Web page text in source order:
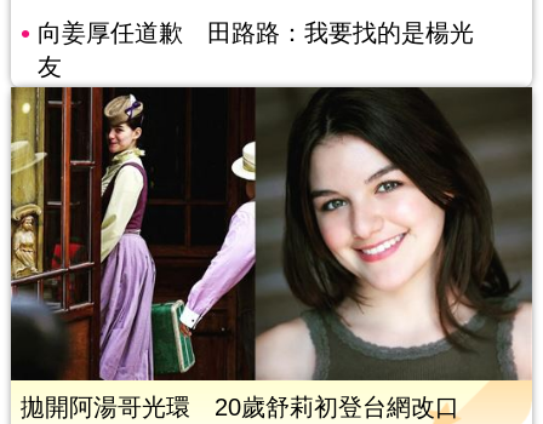
向姜厚任道歉 田路路：我要找的是楊光
友
拋開阿湯哥光環 20歲舒莉初登台網改口